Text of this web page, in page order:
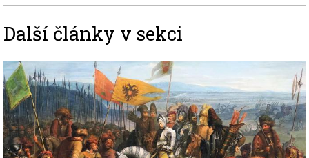
Další články v sekci
Image